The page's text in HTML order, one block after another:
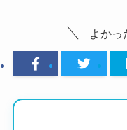
よかっ